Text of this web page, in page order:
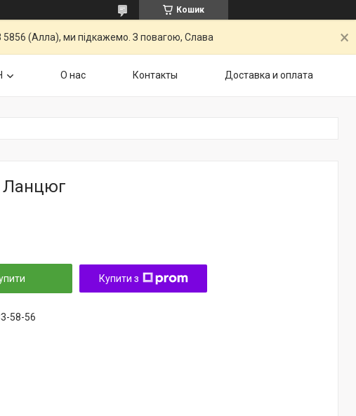
Кошик
(Алла), ми підкажемо. З повагою, Слава
О нас Контакты Доставка и оплата
Ланцюг
Купити з
58-56